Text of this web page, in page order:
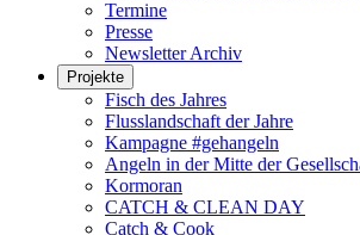
Termine
Presse
Newsletter Archiv
Projekte
Fisch des Jahres
Flusslandschaft der Jahre
Kampagne #gehangeln
Angeln in der Mitte der
Kormoran
CATCH & CLEAN DAY
Catch & Cook